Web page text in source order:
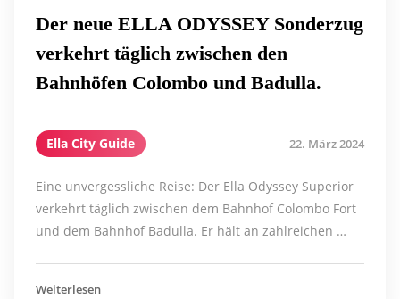
Der neue ELLA ODYSSEY Sonderzug
verkehrt täglich zwischen den
Bahnhöfen Colombo und Badulla.
Ella City Guide 22. März 2024
Eine unvergessliche Reise: Der Ella Odyssey Superior
verkehrt täglich zwischen dem Bahnhof Colombo Fort
und dem Bahnhof Badulla. Er hält an zahlreichen …
Weiterlesen